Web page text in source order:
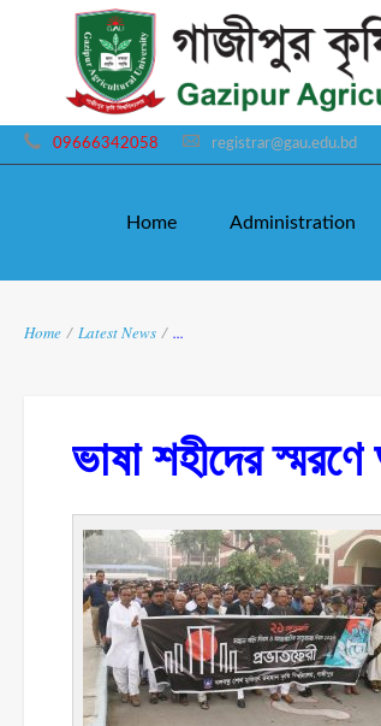
09666342058 registrar@gau.edu.bd
Home Administration
Home / Latest News / ...
ভাষা শহীদের